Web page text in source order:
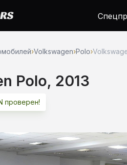
›Volkswagen›Polo›
Polo, 2013
проверен!